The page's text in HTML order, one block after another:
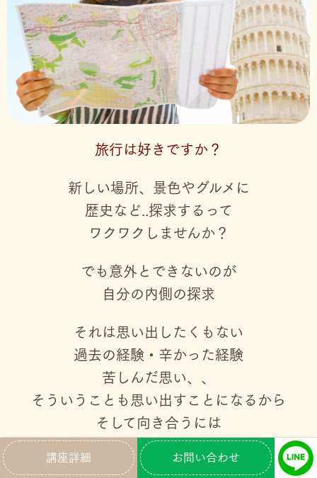
講座詳細 お問い合わせ
旅行は好きですか？
新しい場所、景色やグルメに
歴史など..探求するって
ワクワクしませんか？
でも意外とできないのが
自分の内側の探求
それは思い出したくもない
過去の経験・辛かった経験
苦しんだ思い、、
そういうことも 思い出すことになるから
そして向き合うには
膨大なエネルギーもいるから